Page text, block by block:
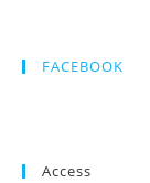
FACEBOOK
Access